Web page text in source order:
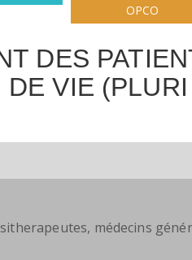
OPCO
DES
VIE
médecins